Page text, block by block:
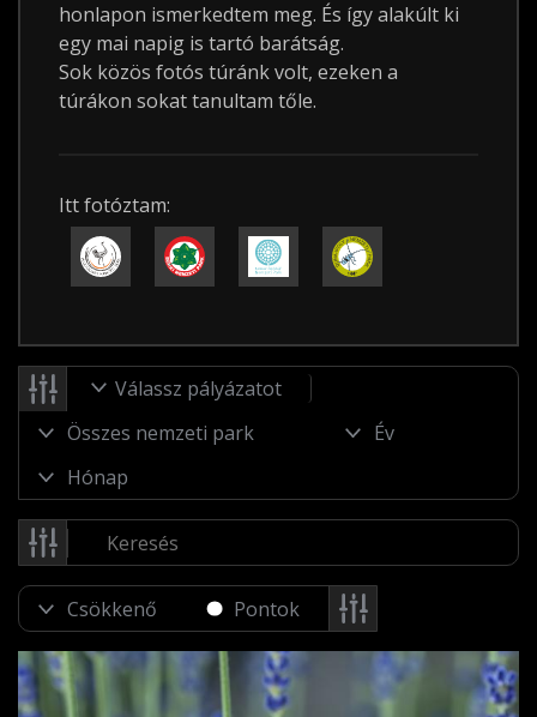
honlapon ismerkedtem meg. És így alakúlt ki
egy mai napig is tartó barátság.
Sok közös fotós túránk volt, ezeken a
túrákon sokat tanultam tőle.
Itt fotóztam:
Válassz pályázatot
Pontok